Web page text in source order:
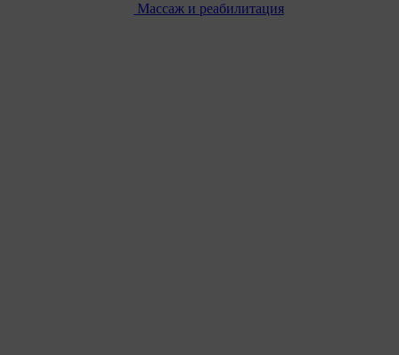
Массаж и реабилитация